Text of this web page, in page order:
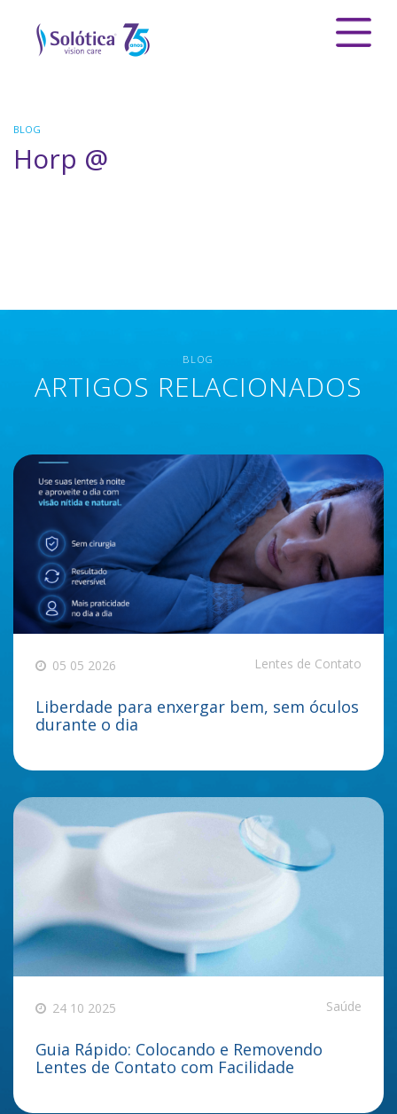
BLOG
Horp @
BLOG
ARTIGOS RELACIONADOS
05 05 2026 Lentes de Contato
Liberdade para enxergar bem, sem óculos
durante o dia
24 10 2025 Saúde
Guia Rápido: Colocando e Removendo
Lentes de Contato com Facilidade